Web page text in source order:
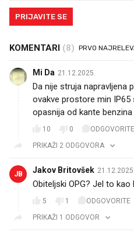
PRIJAVITE SE
KOMENTARI (8)
Mi Da 21.12.2025.
Da nije struja napravljena
ovakve prostore min IP65
opasnija od kante benzina
10 0
ODGOVORITE
PRIKAŽI 2 ODGOVORA
JB Jakov Britovšek 21.12.2025.
Obiteljski OPG? Jel to
5 1
ODGOVORITE
PRIKAŽI 1 ODGOVOR